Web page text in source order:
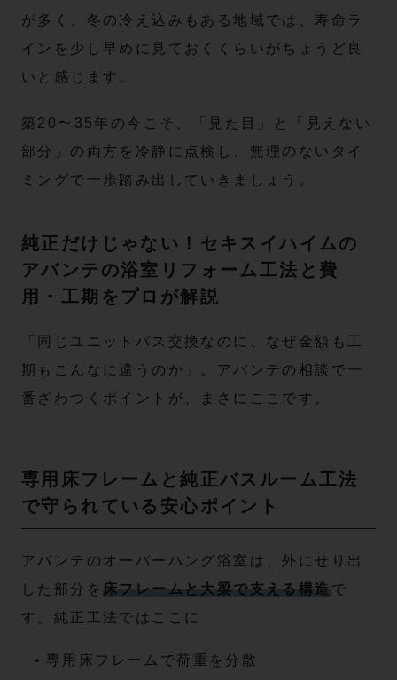
が多く、冬の冷え込みもある地域では、寿命ラ
インを少し早めに見ておくくらいがちょうど良
いと感じます。
築20〜35年の今こそ、「見た目」と「見えない
部分」の両方を冷静に点検し、無理のないタイ
ミングで一歩踏み出していきましょう。
純正だけじゃない！セキスイハイムの
アバンテの浴室リフォーム工法と費
用・工期をプロが解説
「同じユニットバス交換なのに、なぜ金額も工
期もこんなに違うのか」。アバンテの相談で一
番ざわつくポイントが、まさにここです。
専用床フレームと純正バスルーム工法
で守られている安心ポイント
アバンテのオーバーハング浴室は、外にせり出
した部分を 床フレームと大梁で支える構造 で
す。純正工法ではここに
専用床フレームで荷重を分散